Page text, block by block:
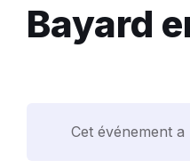
Bayard
Cet événement a